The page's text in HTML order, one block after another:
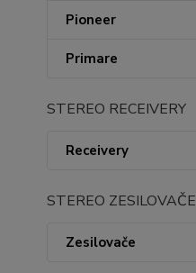
Pioneer
Primare
STEREO RECEIVERY
Receivery
STEREO ZESILOVAČE
Zesilovače